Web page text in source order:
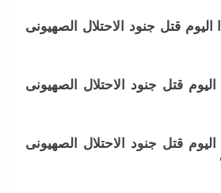
قتل جنود الاحتلال الصهيونى
قتل جنود الاحتلال الصهيونى
قتل جنود الاحتلال الصهيونى